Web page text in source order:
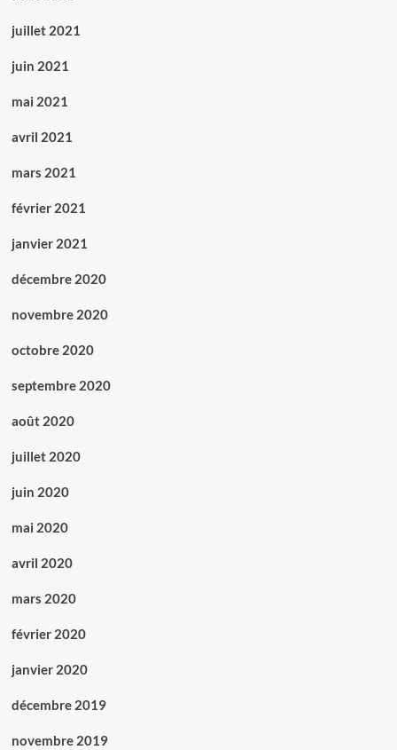
juillet 2021
juin 2021
mai 2021
avril 2021
mars 2021
février 2021
janvier 2021
décembre 2020
novembre 2020
octobre 2020
septembre 2020
août 2020
juillet 2020
juin 2020
mai 2020
avril 2020
mars 2020
février 2020
janvier 2020
décembre 2019
novembre 2019